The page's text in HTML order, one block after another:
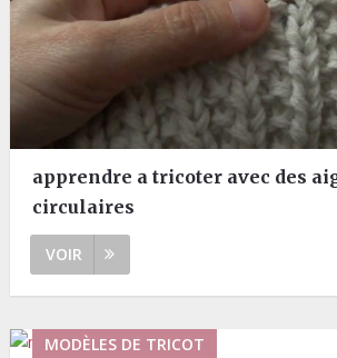
apprendre a tricoter avec des
circulaires
VOIR
MODÈLES DE TRICOT